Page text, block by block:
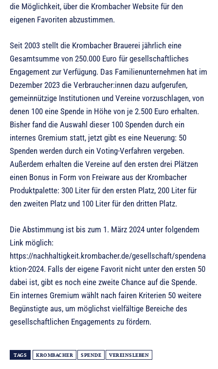
die Möglichkeit, über die Krombacher Website für den
eigenen Favoriten abzustimmen.
Seit 2003 stellt die Krombacher Brauerei jährlich eine
Gesamtsumme von 250.000 Euro für gesellschaftliches
Engagement zur Verfügung. Das Familienunternehmen hat im
Dezember 2023 die Verbraucher:innen dazu aufgerufen,
gemeinnützige Institutionen und Vereine vorzuschlagen, von
denen 100 eine Spende in Höhe von je 2.500 Euro erhalten.
Bisher fand die Auswahl dieser 100 Spenden durch ein
internes Gremium statt, jetzt gibt es eine Neuerung: 50
Spenden werden durch ein Voting-Verfahren vergeben.
Außerdem erhalten die Vereine auf den ersten drei Plätzen
einen Bonus in Form von Freiware aus der Krombacher
Produktpalette: 300 Liter für den ersten Platz, 200 Liter für
den zweiten Platz und 100 Liter für den dritten Platz.
Die Abstimmung ist bis zum 1. März 2024 unter folgendem
Link möglich:
https://nachhaltigkeit.krombacher.de/gesellschaft/spendena
ktion-2024. Falls der eigene Favorit nicht unter den ersten 50
dabei ist, gibt es noch eine zweite Chance auf die Spende.
Ein internes Gremium wählt nach fairen Kriterien 50 weitere
Begünstigte aus, um möglichst vielfältige Bereiche des
gesellschaftlichen Engagements zu fördern.
TAGS KROMBACHER SPENDE VEREINSLEBEN